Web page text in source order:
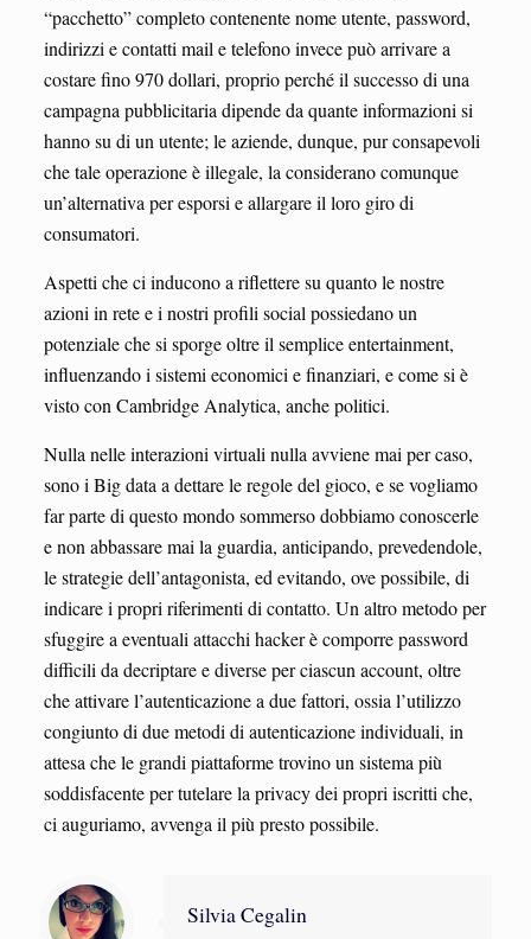
“pacchetto” completo contenente nome utente, password,
indirizzi e contatti mail e telefono invece può arrivare a
costare fino 970 dollari, proprio perché il successo di una
campagna pubblicitaria dipende da quante informazioni si
hanno su di un utente; le aziende, dunque, pur consapevoli
che tale operazione è illegale, la considerano comunque
un’alternativa per esporsi e allargare il loro giro di
consumatori.
Aspetti che ci inducono a riflettere su quanto le nostre
azioni in rete e i nostri profili social possiedano un
potenziale che si sporge oltre il semplice entertainment,
influenzando i sistemi economici e finanziari, e come si è
visto con Cambridge Analytica, anche politici.
Nulla nelle interazioni virtuali nulla avviene mai per caso,
sono i Big data a dettare le regole del gioco, e se vogliamo
far parte di questo mondo sommerso dobbiamo conoscerle
e non abbassare mai la guardia, anticipando, prevedendole,
le strategie dell’antagonista, ed evitando, ove possibile, di
indicare i propri riferimenti di contatto. Un altro metodo per
sfuggire a eventuali attacchi hacker è comporre password
difficili da decriptare e diverse per ciascun account, oltre
che attivare l’autenticazione a due fattori, ossia l’utilizzo
congiunto di due metodi di autenticazione individuali, in
attesa che le grandi piattaforme trovino un sistema più
soddisfacente per tutelare la privacy dei propri iscritti che,
ci auguriamo, avvenga il più presto possibile.
Silvia Cegalin